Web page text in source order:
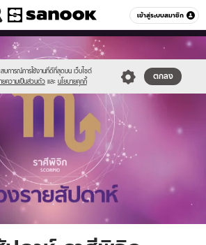
เข้าสู่ระบบสมาชิก
หมวดอื่นๆ
สบการณ์การใช้งานที่ดีที่สุดบน เว็บไซต์
ยความเป็นส่วนตัว และ นโยบายคุกกี้
ตกลง
logo-
week/scorpio_zodiac.png